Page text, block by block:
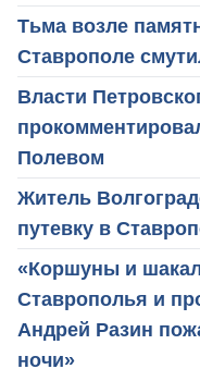
Тьма возле
Ставрополе
Власти
Полевом
Житель
путевку в
«Коршуны и
Ставрополья и
Андрей Разин
ночи»